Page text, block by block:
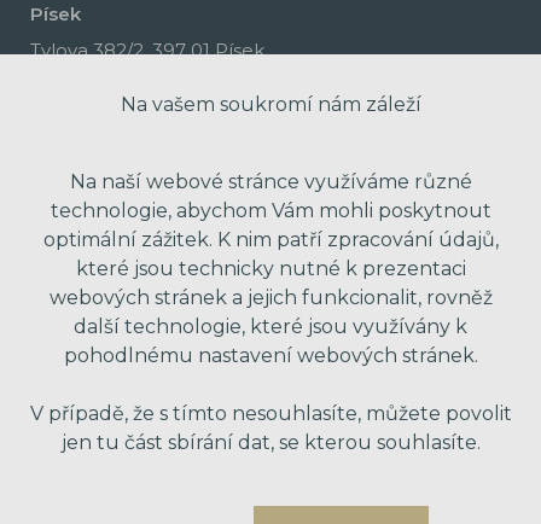
Písek
Tylova 382/2, 397 01 Písek
Na vašem soukromí nám záleží
Na naší webové stránce využíváme různé
technologie, abychom Vám mohli poskytnout
optimální zážitek. K nim patří zpracování údajů,
které jsou technicky nutné k prezentaci
webových stránek a jejich funkcionalit, rovněž
další technologie, které jsou využívány k
pohodlnému nastavení webových stránek.
V případě, že s tímto nesouhlasíte, můžete povolit
jen tu část sbírání dat, se kterou souhlasíte.